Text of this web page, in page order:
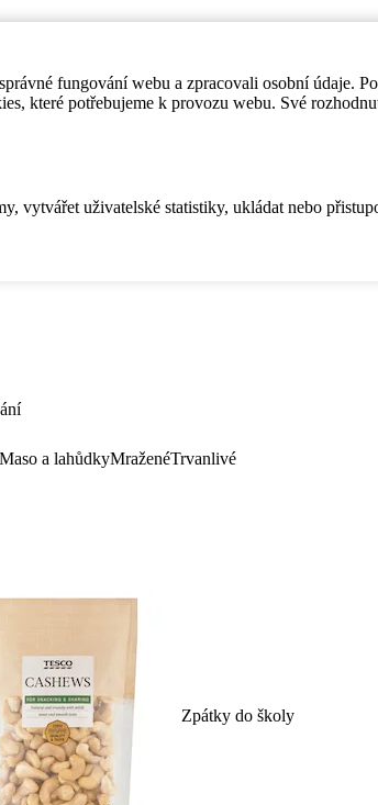
fungování webu a zpracovali osobní údaje.
které potřebujeme k provozu webu. Své
vytvářet uživatelské statistiky, ukládat nebo
Maso a lahůdkyMraženéTrvanlivé
Zpátky do školy